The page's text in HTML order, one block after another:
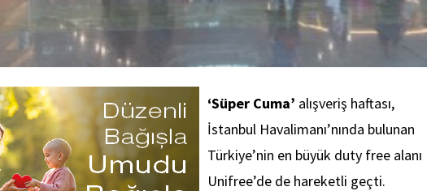
‘Süper Cuma’ alışveriş haftası,
İstanbul Havalimanı’nında bulunan
Türkiye’nin en büyük duty free alanı
Unifree’de de hareketli geçti.